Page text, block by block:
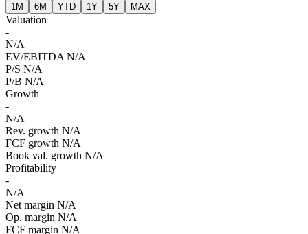
1M 6M YTD 1Y 5Y MAX
Valuation
-
N/A
EV/EBITDA N/A
P/S N/A
P/B N/A
Growth
-
N/A
Rev. growth N/A
FCF growth N/A
Book val. growth N/A
Profitability
-
N/A
Net margin N/A
Op. margin N/A
FCF margin N/A